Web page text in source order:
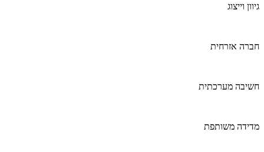
גיוון וייצוג
חברה אזרחית
חשיבה מערכתית
מדידה משותפת